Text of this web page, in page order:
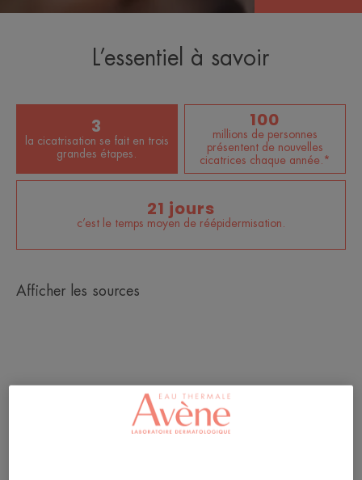
L’essentiel à savoir
3
la cicatrisation se fait en trois
grandes étapes.
100
millions de personnes
présentent de nouvelles
cicatrices chaque année.*
21 jours
c’est le temps moyen de réépidermisation.
Afficher les sources
Vivre, c’est confronter l’enveloppe à la fois fragile et
robuste qu’est sa peau aux aléas du quotidien : le